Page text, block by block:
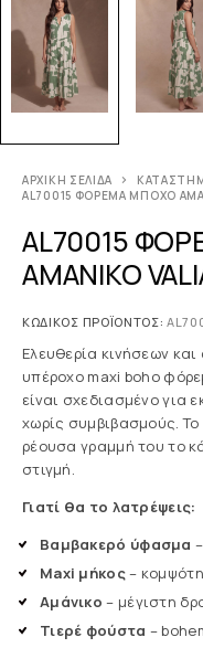
ΑΡΧΙΚΉ ΣΕΛΊΔΑ
AL70015 ΦΟΡΕΜΑ ΜΠΟΧΟ
AL70015
ΑΜΑΝΙΚΟ
ΚΩΔΙΚΌΣ ΠΡΟΪΌΝΤΟΣ:
Ελευθερία κινήσεων
υπέροχο maxi boho
είναι σχεδιασμένο για
χωρίς συμβιβασμούς.
ρέουσα γραμμή του το
στιγμή.
Γιατί θα το λατρέψεις:
Βαμβακερό ύφασμα
Maxi μήκος–
Αμάνικο – μέγιστη
Τιερέ φούστα –